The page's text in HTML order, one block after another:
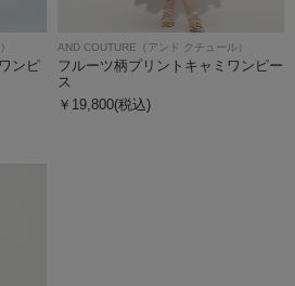
ンピ
AND COUTURE（アンド クチュール）
フルーツ柄プリントキャミワンピー
ス
￥19,800(税込)